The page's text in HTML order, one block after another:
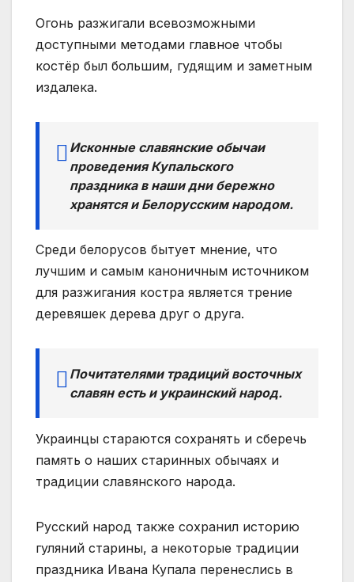
Огонь разжигали всевозможными
доступными методами главное чтобы
костёр был большим, гудящим и заметным
издалека.
Исконные славянские обычаи
проведения Купальского
праздника в наши дни бережно
хранятся и Белорусским народом.
Среди белорусов бытует мнение, что
лучшим и самым каноничным источником
для разжигания костра является трение
деревяшек дерева друг о друга.
Почитателями традиций восточных
славян есть и украинский народ.
Украинцы стараются сохранять и сберечь
память о наших старинных обычаях и
традиции славянского народа.
Русский народ также сохранил историю
гуляний старины, а некоторые традиции
праздника Ивана Купала перенеслись в